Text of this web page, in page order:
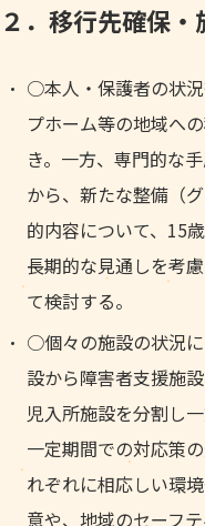
２．移行先確保
○本人・保護者の状
プホーム等の地域へ
き。一方、専門的な
から、新たな整備（
的内容について、15
長期的な見通しを考
て検討する。
○個々の施設の状況
設から障害者支援施
児入所施設を分割し
一定期間での対応策
れぞれに相応しい環
意や、地域のセーフ